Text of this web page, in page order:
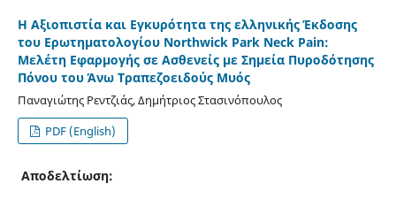
Η Αξιοπιστία και Εγκυρότητα της ελληνικής Έκδοσης
του Ερωτηματολογίου Northwick Park Neck Pain:
Μελέτη Εφαρμογής σε Ασθενείς με Σημεία Πυροδότησης
Πόνου του Άνω Τραπεζοειδούς Μυός
Παναγιώτης Ρεντζιάς, Δημήτριος Στασινόπουλος
PDF (English)
Αποδελτίωση: